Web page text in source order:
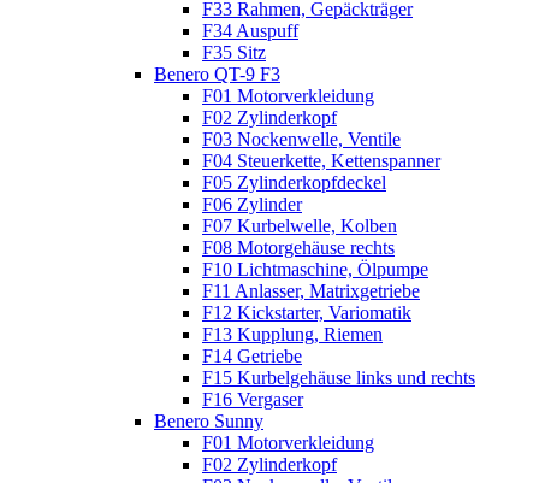
F33 Rahmen, Gepäckträger
F34 Auspuff
F35 Sitz
Benero QT-9 F3
F01 Motorverkleidung
F02 Zylinderkopf
F03 Nockenwelle, Ventile
F04 Steuerkette, Kettenspanner
F05 Zylinderkopfdeckel
F06 Zylinder
F07 Kurbelwelle, Kolben
F08 Motorgehäuse rechts
F10 Lichtmaschine, Ölpumpe
F11 Anlasser, Matrixgetriebe
F12 Kickstarter, Variomatik
F13 Kupplung, Riemen
F14 Getriebe
F15 Kurbelgehäuse links und rechts
F16 Vergaser
Benero Sunny
F01 Motorverkleidung
F02 Zylinderkopf